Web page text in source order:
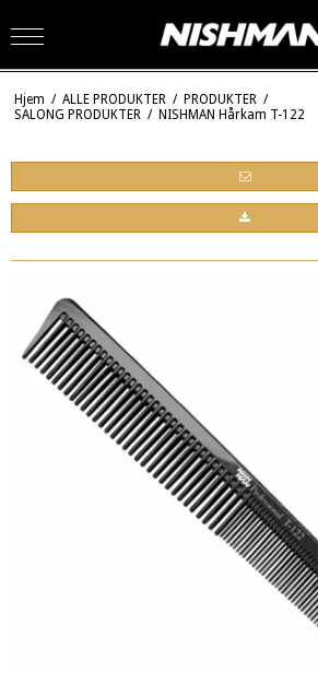
Hjem / ALLE PRODUKTER / PRODUKTER /
SALONG PRODUKTER / NISHMAN Hårkam T-122